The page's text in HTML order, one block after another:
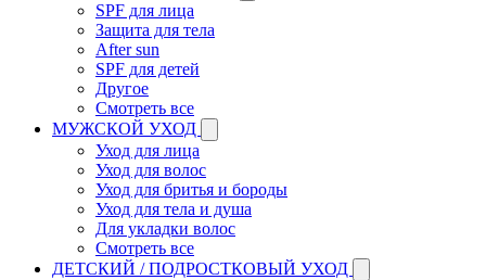
SPF для лица
Защита для тела
After sun
SPF для детей
Другое
Смотреть все
МУЖСКОЙ УХОД
Уход для лица
Уход для волос
Уход для бритья и бороды
Уход для тела и душа
Для укладки волос
Смотреть все
ДЕТСКИЙ / ПОДРОСТКОВЫЙ УХОД